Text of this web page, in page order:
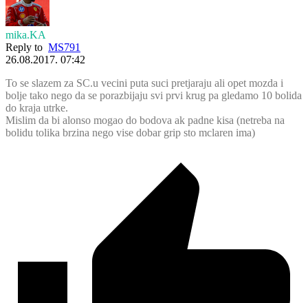
mika.KA
Reply to MS791
26.08.2017. 07:42
To se slazem za SC.u vecini puta suci pretjaraju ali opet mozda i
bolje tako nego da se porazbijaju svi prvi krug pa gledamo 10 bolida
do kraja utrke.
Mislim da bi alonso mogao do bodova ak padne kisa (netreba na
bolidu tolika brzina nego vise dobar grip sto mclaren ima)